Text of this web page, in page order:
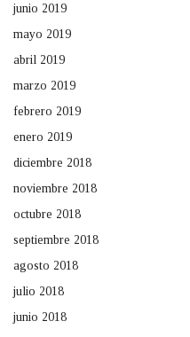
junio 2019
mayo 2019
abril 2019
marzo 2019
febrero 2019
enero 2019
diciembre 2018
noviembre 2018
octubre 2018
septiembre 2018
agosto 2018
julio 2018
junio 2018